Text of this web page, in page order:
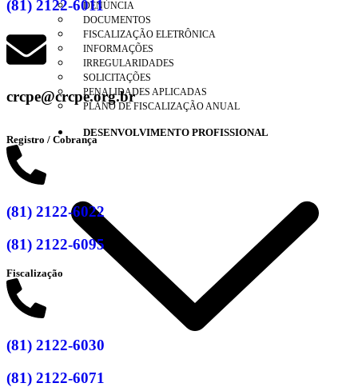
DENÚNCIA
DOCUMENTOS
FISCALIZAÇÃO ELETRÔNICA
INFORMAÇÕES
IRREGULARIDADES
SOLICITAÇÕES
PENALIDADES APLICADAS
PLANO DE FISCALIZAÇÃO ANUAL
DESENVOLVIMENTO PROFISSIONAL
(81) 2122-6011
crcpe@crcpe.org.br
Registro / Cobrança
(81) 2122-6022
(81) 2122-6095
Fiscalização
(81) 2122-6030
(81) 2122-6071